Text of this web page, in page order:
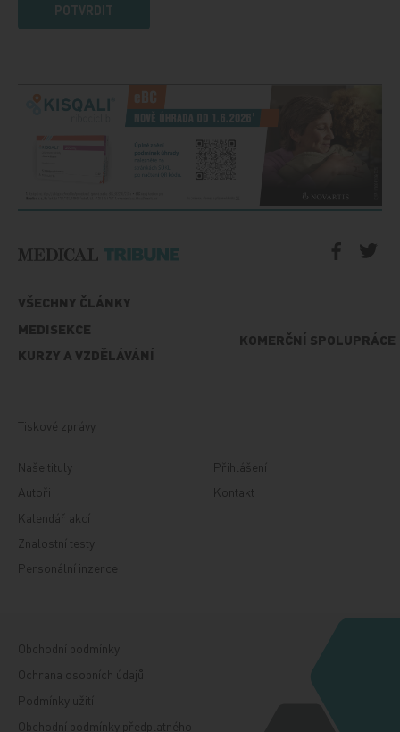
POTVRDIT
VŠECHNY ČLÁNKY
MEDISEKCE
KURZY A VZDĚLÁVÁNÍ
KOMERČNÍ SPOLUPRÁCE
Tiskové zprávy
Naše tituly
Autoři
Kalendář akcí
Znalostní testy
Personální inzerce
Přihlášení
Kontakt
Obchodní podmínky
Ochrana osobních údajů
Podmínky užití
Obchodní podmínky předplatného